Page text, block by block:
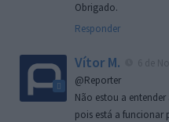
Obrigado.
Responder
Vítor M.
@Reporter
Não estou a
pois está a funcionar